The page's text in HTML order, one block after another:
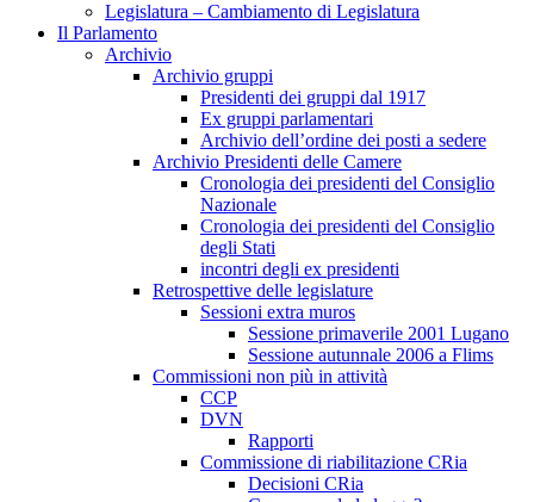
Legislatura – Cambiamento di Legislatura
Il Parlamento
Archivio
Archivio gruppi
Presidenti dei gruppi dal 1917
Ex gruppi parlamentari
Archivio dell’ordine dei posti a sedere
Archivio Presidenti delle Camere
Cronologia dei presidenti del Consiglio
Nazionale
Cronologia dei presidenti del Consiglio
degli Stati
incontri degli ex presidenti
Retrospettive delle legislature
Sessioni extra muros
Sessione primaverile 2001 Lugano
Sessione autunnale 2006 a Flims
Commissioni non più in attività
CCP
DVN
Rapporti
Commissione di riabilitazione CRia
Decisioni CRia